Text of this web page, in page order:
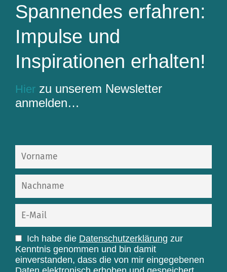
Spannendes erfahren:
Impulse und
Inspirationen erhalten!
Hier zu unserem Newsletter
anmelden…
Ich habe die Datenschutzerklärung zur
Kenntnis genommen und bin damit
einverstanden, dass die von mir eingegebenen